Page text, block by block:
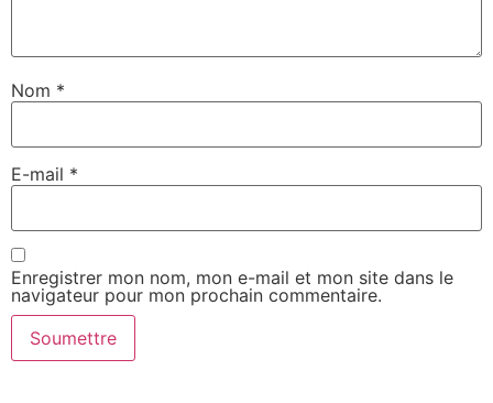
Nom *
E-mail *
Enregistrer mon nom, mon e-mail et mon site dans le
navigateur pour mon prochain commentaire.